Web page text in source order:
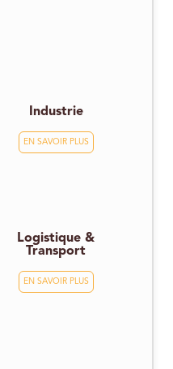
Industrie
EN SAVOIR PLUS
Logistique &
Transport
EN SAVOIR PLUS